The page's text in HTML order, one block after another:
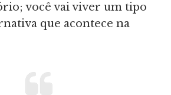
você vai viver um tipo
que acontece na